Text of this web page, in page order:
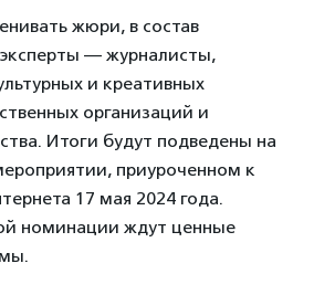
жюри, в состав
— журналисты,
и креативных
организаций и
Итоги будут подведены на
приуроченном к
17 мая 2024 года.
номинации ждут ценные